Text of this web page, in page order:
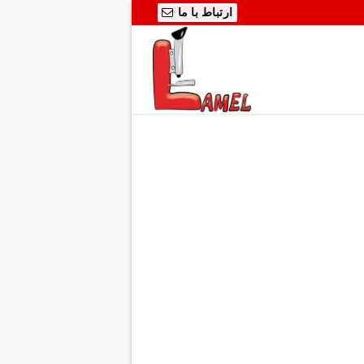
ارتباط با ما